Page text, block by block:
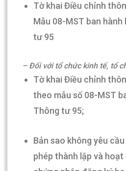
Tờ khai Điều chỉnh
Mẫu 08-MST ban
tư 95
– Đối với tổ chức kinh tế, tổ
Tờ khai Điều chỉnh
theo mẫu số 08-MST
Thông tư 95;
Bản sao không yêu
phép thành lập và